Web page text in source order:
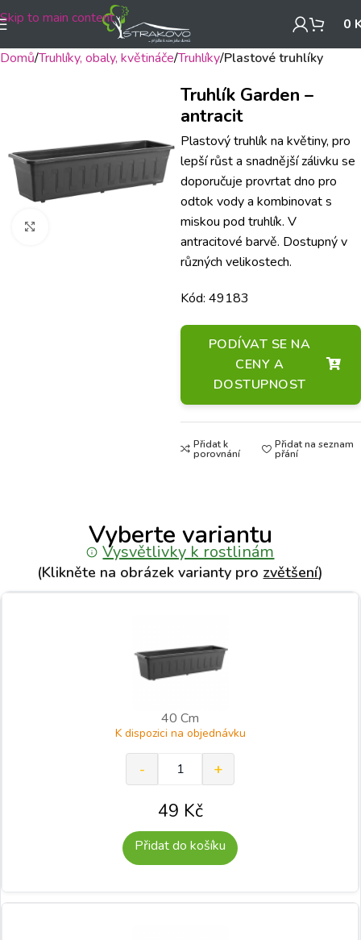
Skip to main content 0
Domů Truhlíky, obaly, květináče Truhlíky Plastové truhlíky
Truhlík Garden –
antracit
Plastový truhlík na květiny, pro
lepší růst a snadnější zálivku se
doporučuje provrtat dno pro
odtok vody a kombinovat s
miskou pod truhlík. V
antracitové barvě. Dostupný v
různých velikostech.
Kód: 49183
PODÍVAT SE NA
CENY A
DOSTUPNOST
Přidat k
porovnání
Přidat na seznam
přání
Vyberte variantu
Vysvětlivky k rostlinám
(Klikněte na obrázek varianty pro zvětšení)
40 Cm
K dispozici na objednávku
49 Kč
Přidat do košíku